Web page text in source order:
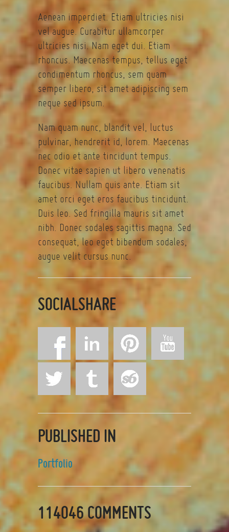
Aenean imperdiet. Etiam ultricies nisi
vel augue. Curabitur ullamcorper
ultricies nisi. Nam eget dui. Etiam
rhoncus. Maecenas tempus, tellus eget
condimentum rhoncus, sem quam
semper libero, sit amet adipiscing sem
neque sed ipsum.
Nam quam nunc, blandit vel, luctus
pulvinar, hendrerit id, lorem. Maecenas
nec odio et ante tincidunt tempus.
Donec vitae sapien ut libero venenatis
faucibus. Nullam quis ante. Etiam sit
amet orci eget eros faucibus tincidunt.
Duis leo. Sed fringilla mauris sit amet
nibh. Donec sodales sagittis magna. Sed
consequat, leo eget bibendum sodales,
augue velit cursus nunc.
SOCIALSHARE
PUBLISHED IN
Portfolio
114046COMMENTS